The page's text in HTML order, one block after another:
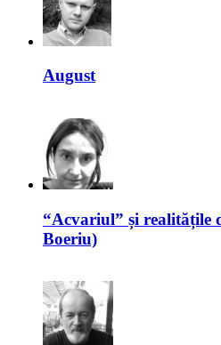
August
“Acvariul” și realitățile
Boeriu)